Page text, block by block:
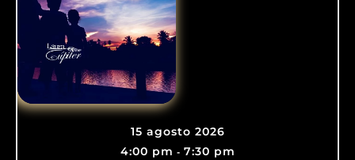
15 agosto 2026
4:00 pm - 7:30 pm